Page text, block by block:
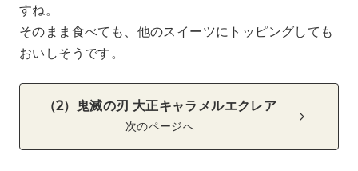
すね。
そのまま食べても、他のスイーツにトッピングしても
おいしそうです。
（2）鬼滅の刃 大正キャラメルエクレア
次のページへ